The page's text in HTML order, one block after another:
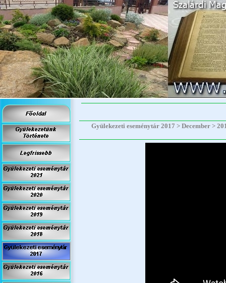
Gyülekezeti eseménytár 2017 > December >